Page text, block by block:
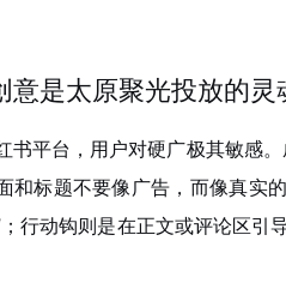
意是太原聚光投放的灵
书平台，用户对硬广极其敏感
和标题不要像广告，而像真实
；行动钩则是在正文或评论区引